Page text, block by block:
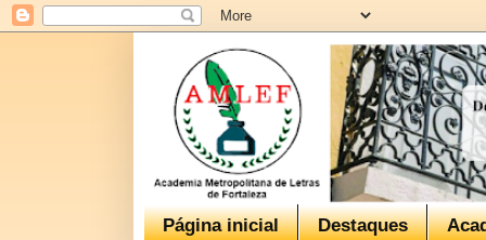
Página inicial Destaques